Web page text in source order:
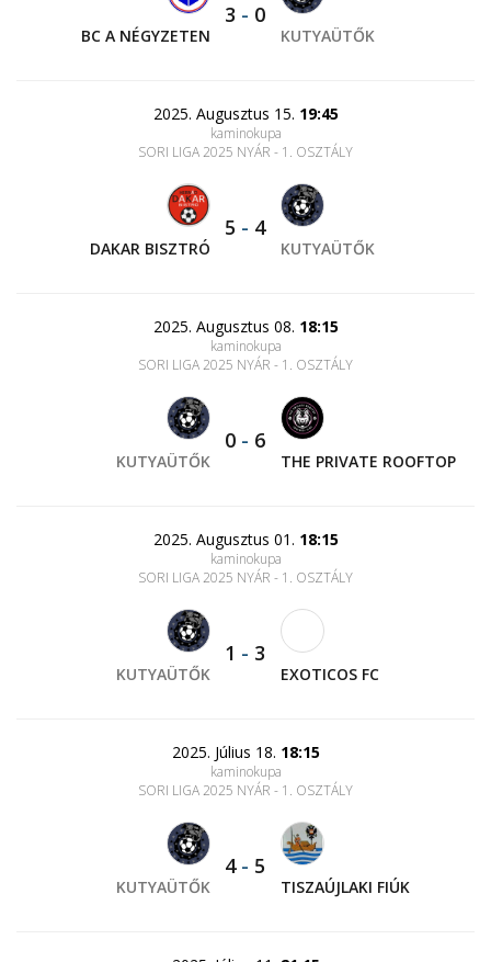
BC A NÉGYZETEN
3 - 0
KUTYAÜTŐK
2025. Augusztus 15. 19:45
kaminokupa
SORI LIGA 2025 NYÁR - 1. OSZTÁLY
DAKAR BISZTRÓ
5 - 4
KUTYAÜTŐK
2025. Augusztus 08. 18:15
kaminokupa
SORI LIGA 2025 NYÁR - 1. OSZTÁLY
KUTYAÜTŐK
0 - 6
THE PRIVATE ROOFTOP
2025. Augusztus 01. 18:15
kaminokupa
SORI LIGA 2025 NYÁR - 1. OSZTÁLY
KUTYAÜTŐK
1 - 3
EXOTICOS FC
2025. Július 18. 18:15
kaminokupa
SORI LIGA 2025 NYÁR - 1. OSZTÁLY
KUTYAÜTŐK
4- 5
TISZAÚJLAKI FIÚK